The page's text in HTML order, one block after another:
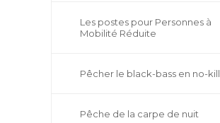
Les postes pour Personnes à
Mobilité Réduite
Pêcher le black-bass en no-kill
Pêche de la carpe de nuit